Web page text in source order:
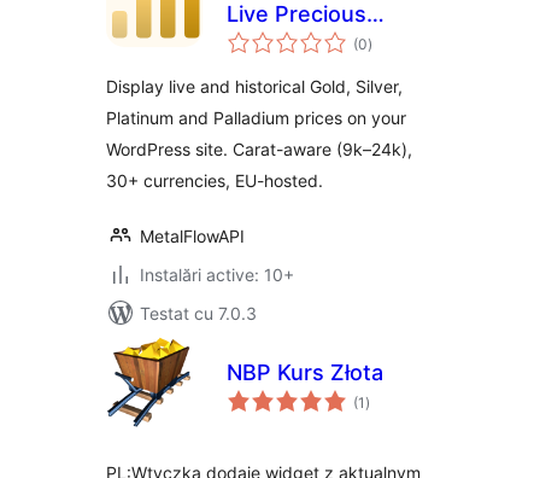
Live Precious
Metals Prices
(0total
aprecieri
)
Display live and historical Gold, Silver,
Platinum and Palladium prices on your
WordPress site. Carat-aware (9k–24k),
30+ currencies, EU-hosted.
MetalFlowAPI
Instalări active: 10+
Testat cu 7.0.3
NBP Kurs Złota
(1 total
aprecieri
)
PL:Wtyczka dodaje widget z aktualnym